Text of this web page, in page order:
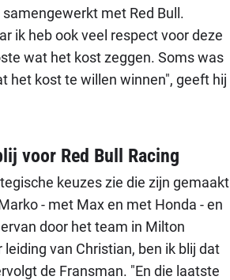
met Red Bull.
ik heb ook veel respect voor deze
wat het kost zeggen. Soms was
het kost te willen winnen", geeft hij
voor Red Bull Racing
keuzes zie die zijn gemaakt
- met Max en met Honda - en
door het team in Milton
leiding van Christian, ben ik blij dat
de Fransman. "En die laatste